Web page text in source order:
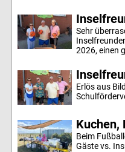
Sehr
2026, einen
Erlös aus
Kuchen,
Beim
Gäste vs.